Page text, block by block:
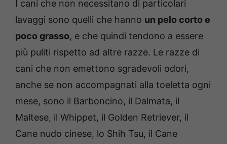
I cani che non necessitano di particolari
lavaggi sono quelli che hanno un pelo corto e
poco grasso, e che quindi tendono a essere
più puliti rispetto ad altre razze. Le razze di
cani che non emettono sgradevoli odori,
anche se non accompagnati alla toeletta ogni
mese, sono il Barboncino, il Dalmata, il
Maltese, il Whippet, il Golden Retriever, il
Cane nudo cinese, lo Shih Tsu, il Cane